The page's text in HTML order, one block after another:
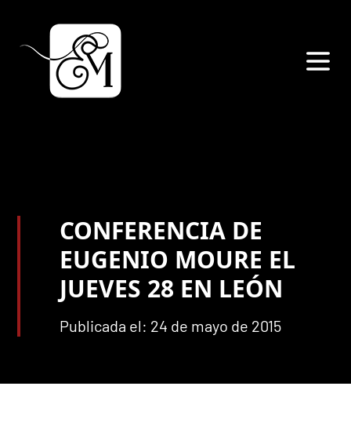
CONFERENCIA DE
EUGENIO MOURE EL
JUEVES 28 EN LEÓN
Publicada el: 24 de mayo de 2015